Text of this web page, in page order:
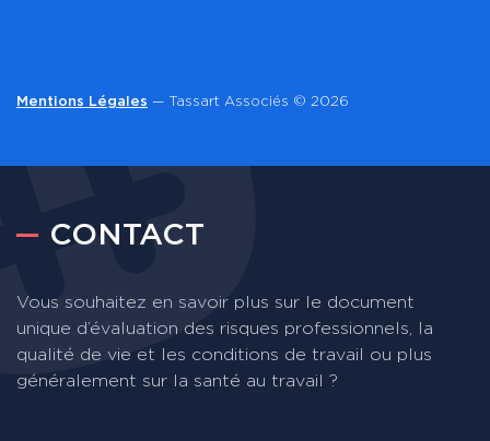
Mentions Légales — Tassart Associés © 2026
CONTACT
Vous souhaitez en savoir plus sur le document
unique d’évaluation des risques professionnels, la
qualité de vie et les conditions de travail ou plus
généralement sur la santé au travail ?